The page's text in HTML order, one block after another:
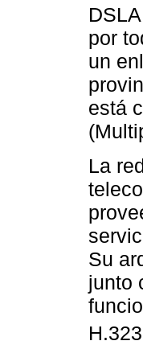
por
un
está
La
Su
junto